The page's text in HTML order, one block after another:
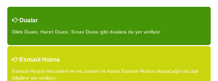
Dualar
Dilek Duası, Hacet Duası, Sınav Duası gibi dualara da yer veriliyor
Esmaül Hüsna
Esmaül Hüsna mücizeleri ve ne zaman ne kadar Esmaül Hüsna okuyacağınıza dair
bilgilere yer veriliyor